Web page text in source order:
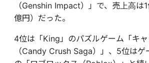
（Genshin Impact）」で、売上高
億円）だった。
4位は「King」のパズルゲーム「キ
（Candy Crush Saga）」、 5位はゲ